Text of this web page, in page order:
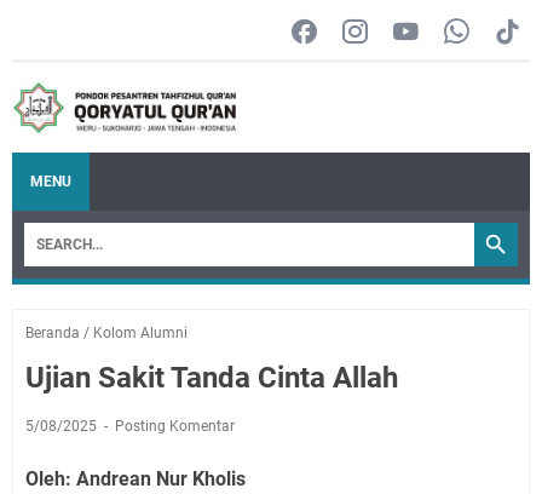
MENU
Beranda / Kolom Alumni
Ujian Sakit Tanda Cinta Allah
5/08/2025 Posting Komentar
Oleh: Andrean Nur Kholis